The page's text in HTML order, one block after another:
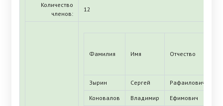
Количество
членов:
12
Фамилия Имя Отчество
Зырин Сергей Рафаилович
Коновалов Владимир Ефимович